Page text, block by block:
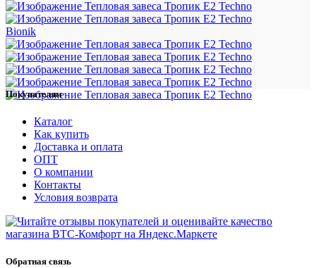
Bionik
Покупателям
Каталог
Как купить
Доставка и оплата
ОПТ
О компании
Контакты
Условия возврата
Обратная связь